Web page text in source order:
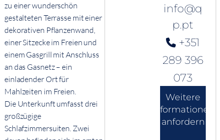
zu einer wunderschön
gestalteten Terrasse mit einer
dekorativen Pflanzenwand,
einer Sitzecke im Freien und
einem Gasgrill mit Anschluss
an das Gasnetz – ein
einladender Ort für
Mahlzeiten im Freien.
Die Unterkunft umfasst drei
großzügige
Schlafzimmersuiten. Zwei
info@q
p.pt
+351
289 396
073
Weitere
Informationen
anfordern